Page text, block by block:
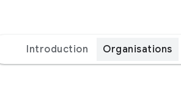
Introduction Organisations